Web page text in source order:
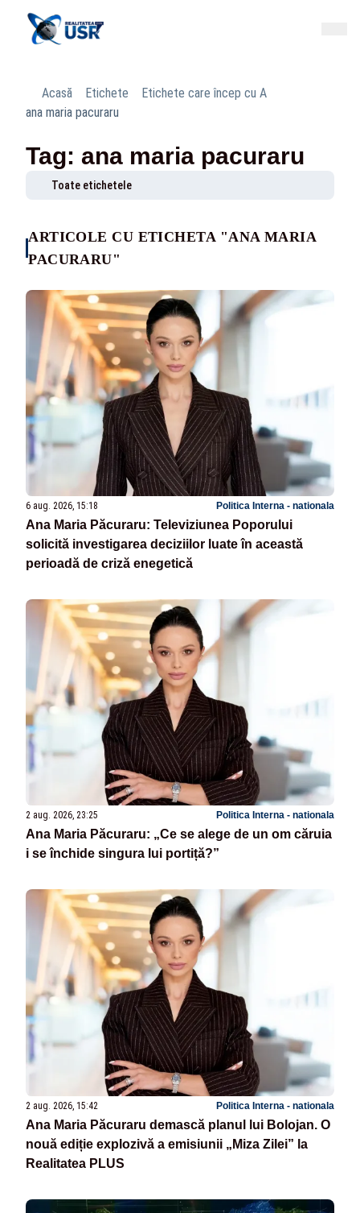
Acasă Etichete
Etichete care încep cu A
ana maria pacuraru
Tag: ana maria pacuraru
Toate etichetele
ARTICOLE CU ETICHETA "ANA MARIA
PACURARU"
6 aug. 2026, 15:18 Politica Interna - nationala
Ana Maria Păcuraru: Televiziunea Poporului
solicită investigarea deciziilor luate în această
perioadă de criză enegetică
2 aug. 2026, 23:25 Politica Interna - nationala
Ana Maria Păcuraru: „Ce se alege de un om căruia
i se închide singura lui portiță?”
2 aug. 2026, 15:42 Politica Interna - nationala
Ana Maria Păcuraru demască planul lui Bolojan. O
nouă ediție explozivă a emisiunii „Miza Zilei” la
Realitatea PLUS